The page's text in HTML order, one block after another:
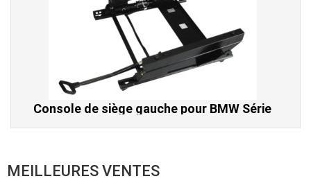
Console de siège gauche pour BMW Série
3 E46 (hors Cabriolet et CSL) et BMW X3
E83 (2004-2010)
MEILLEURES VENTES